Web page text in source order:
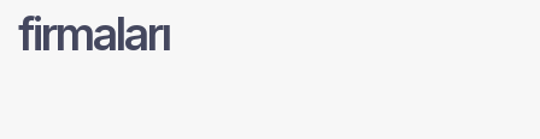
firmaları